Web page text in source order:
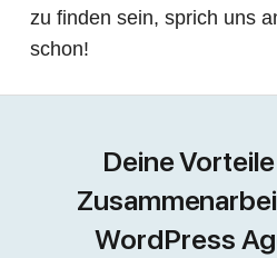
zu finden sein, sprich uns
schon!
Deine
WordPress